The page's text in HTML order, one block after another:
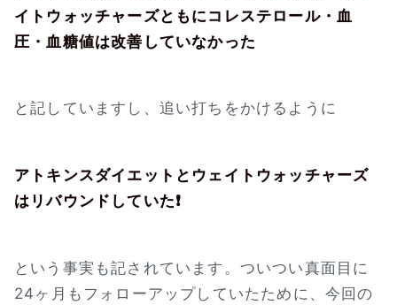
イトウォッチャーズともにコレステロール・血
圧・血糖値は改善していなかった
と記していますし、追い打ちをかけるように
アトキンスダイエットとウェイトウォッチャーズ
はリバウンドしていた❗
という事実も記されています。ついつい真面目に
24ヶ月もフォローアップしていたために、今回の